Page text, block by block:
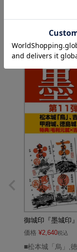
御城印『墨城印
価格 ¥2,640税込
■松本城「烏」,